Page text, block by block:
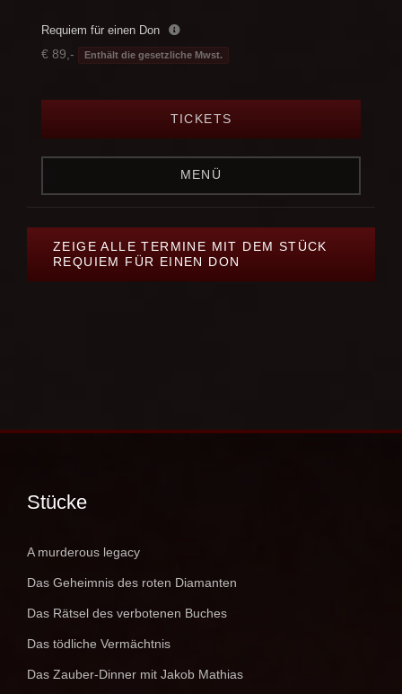
Requiem für einen Don
€ 89,- Enthält die gesetzliche Mwst.
TICKETS
MENÜ
ZEIGE ALLE TERMINE MIT DEM STÜCK
REQUIEM FÜR EINEN DON
Stücke
A murderous legacy
Das Geheimnis des roten Diamanten
Das Rätsel des verbotenen Buches
Das tödliche Vermächtnis
Das Zauber-Dinner mit Jakob Mathias